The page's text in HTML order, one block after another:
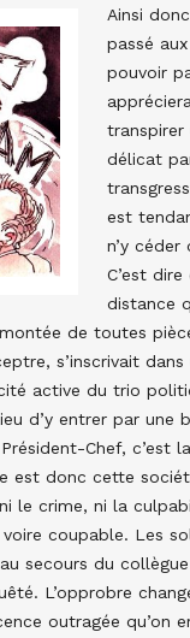
Ainsi
passé
pouvoir
délicat
est
n’y
C’est
distance
de toutes
s’inscrivait
active du trio
d’y entrer par une
Chef, c’est
est donc cette
le crime, ni la
coupable. Les
secours du
L’opprobre
outragée qu’on